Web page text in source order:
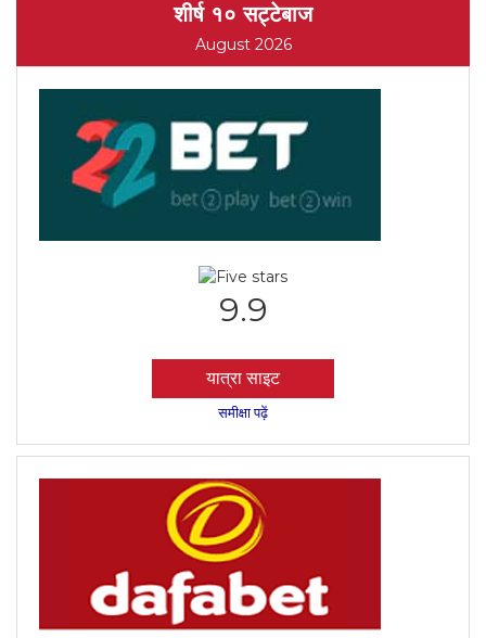
शीर्ष १० सट्टेबाज
August 2026
9.9
यात्रा साइट
समीक्षा पढ़ें